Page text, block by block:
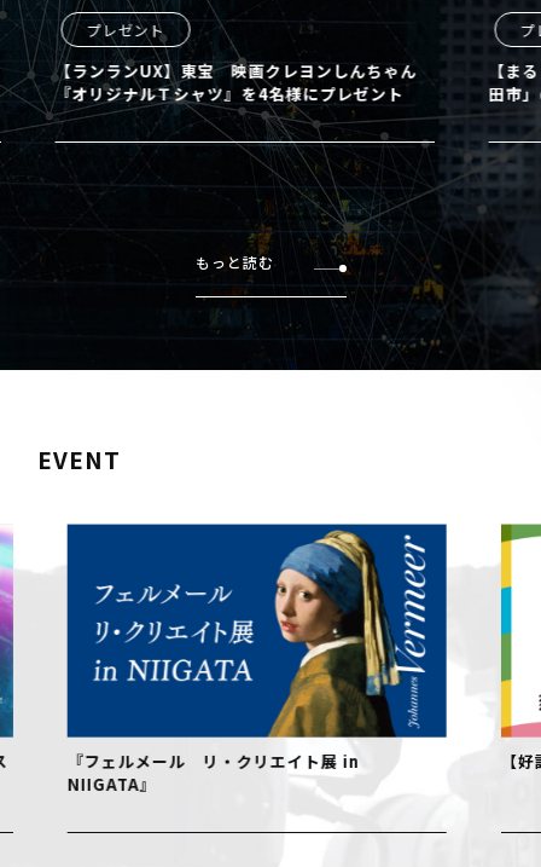
プレゼント
【ランランUX】東宝 映画クレヨンしんちゃん
『オリジナルＴシャツ』を4名様にプレゼント
プ
【まる
田市」
もっと読む
EVENT
『フェルメール リ・クリエイト展 in
NIIGATA』
【好評